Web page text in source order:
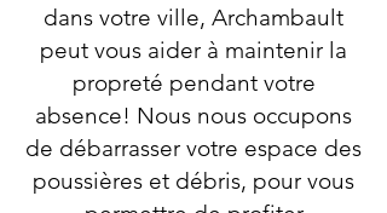
dans votre ville, Archambault
peut vous aider à maintenir la
propreté pendant votre
absence! Nous nous occupons
de débarrasser votre espace des
poussières et débris, pour vous